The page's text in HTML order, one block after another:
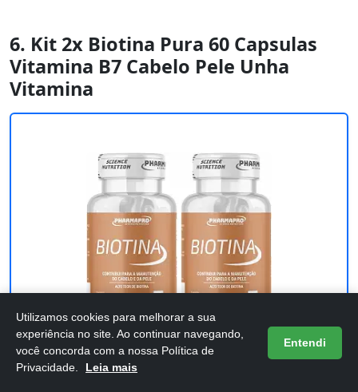
6. Kit 2x Biotina Pura 60 Capsulas
Vitamina B7 Cabelo Pele Unha
Vitamina
Utilizamos cookies para melhorar a sua
experiência no site. Ao continuar navegando,
você concorda com a nossa Política de
Privacidade.
Leia mais
Entendi